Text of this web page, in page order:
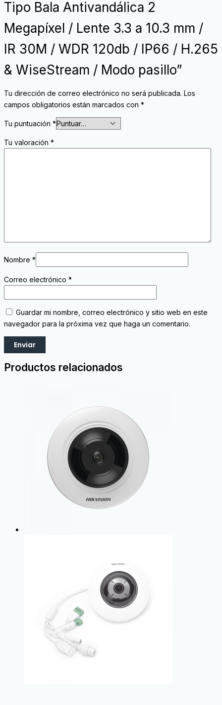
Tipo Bala Antivandálica 2
Megapíxel / Lente 3.3 a 10.3 mm /
IR 30M / WDR 120db / IP66 / H.265
& WiseStream / Modo pasillo”
Tu dirección de correo electrónico no será publicada. Los
campos obligatorios están marcados con *
Tu puntuación *
Tu valoración *
Nombre *
Correo electrónico *
Guardar mi nombre, correo electrónico y sitio web en este
navegador para la próxima vez que haga un comentario.
Productos relacionados